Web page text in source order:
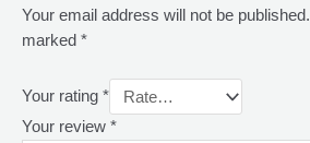
Your email address will not be published.
marked *
Your rating *
Your review *